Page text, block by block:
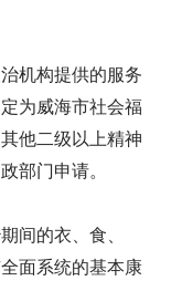
机构提供的服务
为威海市社会福
他二级以上精神
部门申请。
间的衣、食、
面系统的基本康